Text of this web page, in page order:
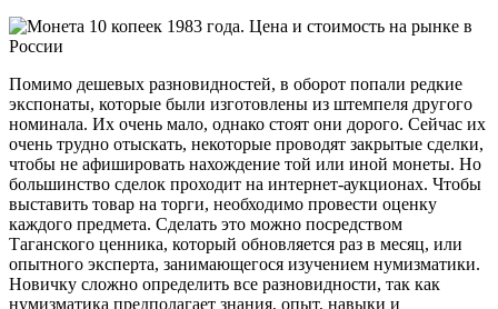
Помимо дешевых разновидностей, в оборот попали редкие
экспонаты, которые были изготовлены из штемпеля другого
номинала. Их очень мало, однако стоят они дорого. Сейчас их
очень трудно отыскать, некоторые проводят закрытые сделки,
чтобы не афишировать нахождение той или иной монеты. Но
большинство сделок проходит на интернет-аукционах. Чтобы
выставить товар на торги, необходимо провести оценку
каждого предмета. Сделать это можно посредством
Таганского ценника, который обновляется раз в месяц, или
опытного эксперта, занимающегося изучением нумизматики.
Новичку сложно определить все разновидности, так как
нумизматика предполагает знания, опыт, навыки и